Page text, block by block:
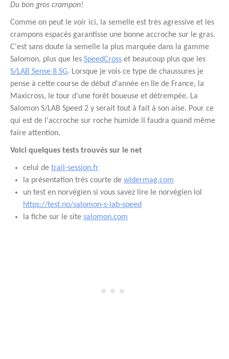
Du bon gros crampon!
Comme on peut le voir ici, la semelle est très agressive et les
crampons espacés garantisse une bonne accroche sur le gras.
C'est sans doute la semelle la plus marquée dans la gamme
Salomon, plus que les SpeedCross et beaucoup plus que les
S/LAB Sense 8 SG. Lorsque je vois ce type de chaussures je
pense à cette course de début d'année en Ile de France, la
Maxicross, le tour d'une forêt boueuse et détrempée. La
Salomon S/LAB Speed 2 y serait tout à fait à son aise. Pour ce
qui est de l'accroche sur roche humide il faudra quand même
faire attention.
Voici quelques tests trouvés sur le net
celui de trail-session.fr
la présentation très courte de widermag.com
un test en norvégien si vous savez lire le norvégien lol
https://test.no/salomon-s-lab-speed
la fiche sur le site salomon.com